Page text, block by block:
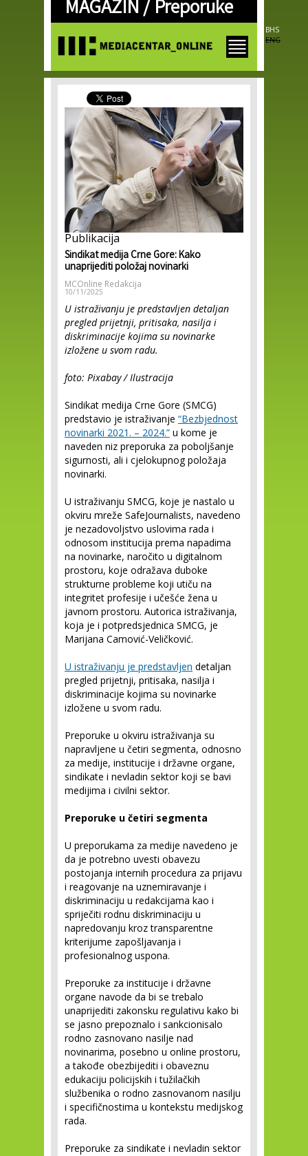
Skip to
main
MAGAZIN /Preporuke
BHS
ENG
Publikacija
Sindikat medija Crne Gore: Kako
unaprijediti položaj novinarki
MCOnline Redakcija
10/11/2025
U istraživanju je predstavljen detaljan
pregled prijetnji, pritisaka, nasilja i
diskriminacije kojima su novinarke
izložene u svom radu.
foto: Pixabay / Ilustracija
Sindikat medija Crne Gore (SMCG)
predstavio je istraživanje “Bezbjednost
novinarki 2021. – 2024.” u kome je
naveden niz preporuka za poboljšanje
sigurnosti, ali i cjelokupnog položaja
novinarki.
U istraživanju SMCG, koje je nastalo u
okviru mreže SafeJournalists, navedeno
je nezadovoljstvo uslovima rada i
odnosom institucija prema napadima
na novinarke, naročito u digitalnom
prostoru, koje odražava duboke
strukturne probleme koji utiču na
integritet profesije i učešće žena u
javnom prostoru. Autorica istraživanja,
koja je i potpredsjednica SMCG, je
Marijana Camović-Veličković.
U istraživanju je predstavljen detaljan
pregled prijetnji, pritisaka, nasilja i
diskriminacije kojima su novinarke
izložene u svom radu.
Preporuke u okviru istraživanja su
napravljene u četiri segmenta, odnosno
za medije, institucije i državne organe,
sindikate i nevladin sektor koji se bavi
medijima i civilni sektor.
Preporuke u četiri segmenta
U preporukama za medije navedeno je
da je potrebno uvesti obavezu
postojanja internih procedura za prijavu
i reagovanje na uznemiravanje i
diskriminaciju u redakcijama kao i
spriječiti rodnu diskriminaciju u
napredovanju kroz transparentne
kriterijume zapošljavanja i
profesionalnog uspona.
Preporuke za institucije i državne
organe navode da bi se trebalo
unaprijediti zakonsku regulativu kako bi
se jasno prepoznalo i sankcionisalo
rodno zasnovano nasilje nad
novinarima, posebno u online prostoru,
a takođe obezbijediti i obaveznu
edukaciju policijskih i tužilačkih
službenika o rodno zasnovanom nasilju
i specifičnostima u kontekstu medijskog
rada.
Preporuke za sindikate i nevladin sektor